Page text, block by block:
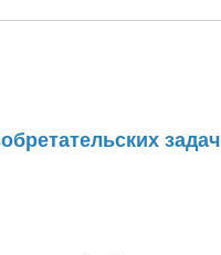
задач